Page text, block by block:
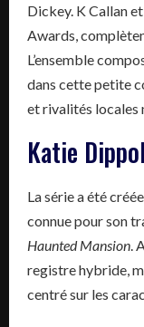
Dickey. K Callan
Awards,
L’ensemble
dans cette petite
et rivalités locales
Katie
La série a été
connue pour son
Haunted Mansion .
registre hybride,
centré sur les